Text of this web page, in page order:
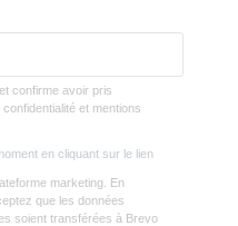
confirme avoir pris
et mentions
en cliquant sur le lien
marketing. En
que les données
soient transférées à Brevo